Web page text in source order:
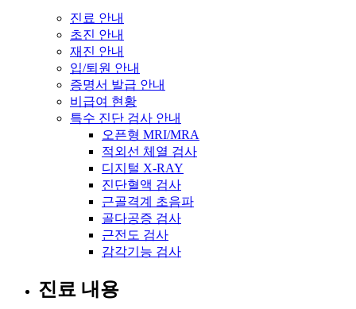
진료 안내
초진 안내
재진 안내
입/퇴원 안내
증명서 발급 안내
비급여 현황
특수 진단 검사 안내
오픈형 MRI/MRA
적외선 체열 검사
디지털 X-RAY
진단혈액 검사
근골격계 초음파
골다공증 검사
근전도 검사
감각기능 검사
진료 내용